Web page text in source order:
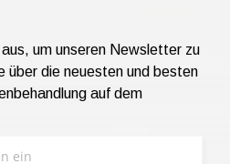
um unseren Newsletter zu
über die neuesten und besten
auf dem